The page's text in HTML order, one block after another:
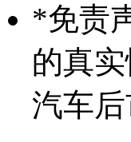
*免责
的真
汽车